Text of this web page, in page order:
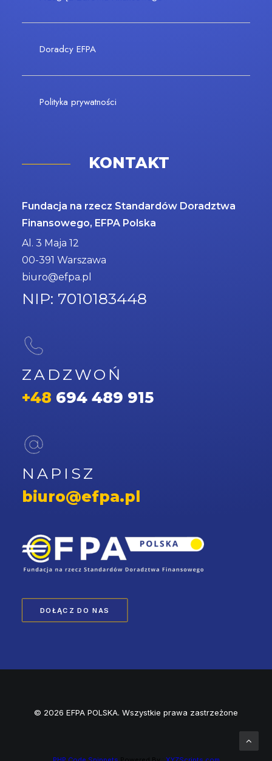
DOŁĄCZ DO NAS
Doradcy EFPA
Polityka prywatności
KONTAKT
Fundacja na rzecz Standardów Doradztwa
Finansowego, EFPA Polska
Al. 3 Maja 12
00-391 Warszawa
biuro@efpa.pl
NIP: 7010183448
ZADZWOŃ
+48 694 489 915
NAPISZ
biuro@efpa.pl
© 2026 EFPA POLSKA. Wszystkie prawa zastrzeżone